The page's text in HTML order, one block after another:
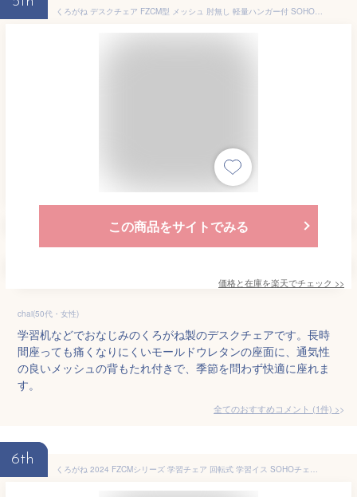
くろがね デスクチェア FZCM型 メッシュ 肘無し 軽量ハンガー付 SOHOチェア 学習チェア パソコンチェア ブラック/ネイビー/ブラウン コンパクト OAチェア オフィスチェア イス 事務椅子 在宅ワーク 中学生 高校生 大学生
この商品をサイトでみる
価格と在庫を楽天でチェック >>
chai(50代・女性)
学習机などでおなじみのくろがね製のデスクチェアです。長時
間座っても痛くなりにくいモールドウレタンの座面に、通気性
の良いメッシュの背もたれ付きで、季節を問わず快適に座れま
す。
全てのおすすめコメント (1件) >
6th
くろがね 2024 FZCMシリーズ 学習チェア 回転式 学習イス SOHOチェア 子供用 椅子 キャスター付き メッシュ 高さ調節 回転イス コンパクト PCチェア OAチェア デスクチェアFZCM-23WHBG（ベージュ）FZCM-23BKBK（ブラック）